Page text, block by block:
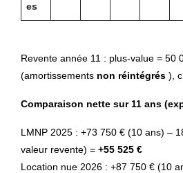
es
Revente année 11 : plus-value = 50
(amortissements non réintégrés ),
Comparaison nette sur 11 ans
LMNP 2025 : +73 750 € (10 ans) –
valeur revente) = +55 525 €
Location nue 2026 : +87 750 € (10